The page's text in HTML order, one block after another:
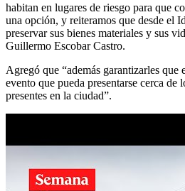
habitan en lugares de riesgo para que
una opción, y reiteramos que desde el
preservar sus bienes materiales y sus
Guillermo Escobar Castro.
Agregó que “además garantizarles que
evento que pueda presentarse cerca de
presentes en la ciudad”.